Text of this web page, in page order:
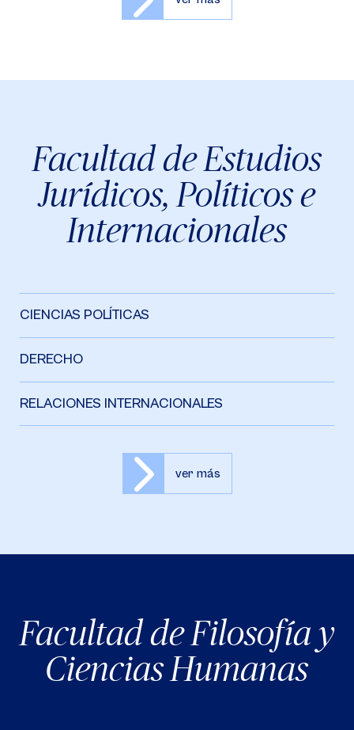
Facultad de Estudios
Jurídicos, Políticos e
Internacionales
CIENCIAS POLÍTICAS
DERECHO
RELACIONES INTERNACIONALES
ver más
Facultad de Filosofía y
Ciencias Humanas